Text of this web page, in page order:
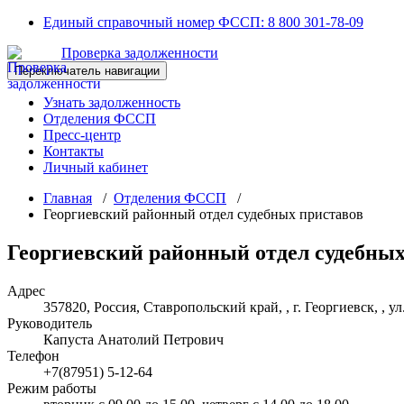
Перейти
содержимому
Единый справочный номер ФССП: 8 800 301-78-09
Проверка задолженности
Переключатель навигации
Узнать задолженность
Отделения ФССП
Пресс-центр
Контакты
Личный кабинет
Главная / Отделения ФССП /
Георгиевский районный отдел судебных приставов
Георгиевский районный отдел
Адрес
357820, Россия, Ставропольский край, , г. Георгиевск, ,
Руководитель
Капуста Анатолий Петрович
Телефон
+7(87951) 5-12-64
Режим работы